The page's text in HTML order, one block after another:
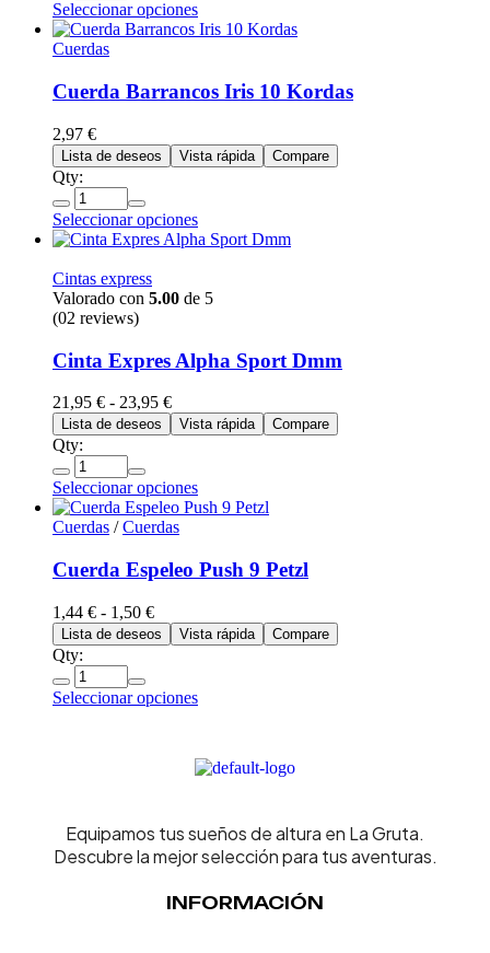
Seleccionar opciones
Cuerdas
Cuerda Barrancos Iris 10 Kordas
2,97 €
Lista de deseos Vista rápida Compare
Qty:
Seleccionar opciones
Cintas express
Valorado con 5.00 de 5
(02 reviews)
Cinta Expres Alpha Sport Dmm
21,95 € - 23,95 €
Lista de deseos Vista rápida Compare
Qty:
Seleccionar opciones
Cuerdas /Cuerdas
Cuerda Espeleo Push 9 Petzl
1,44 € - 1,50 €
Lista de deseos Vista rápida Compare
Qty:
Seleccionar opciones
Equipamos tus sueños de altura en La Gruta.
Descubre la mejor selección para tus aventuras.
INFORMACIÓN